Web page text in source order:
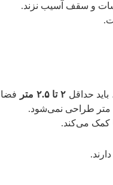
و سقف آسیب نزند.
حداقل ۲ تا ۲.۵ متر
کمک می‌کند.